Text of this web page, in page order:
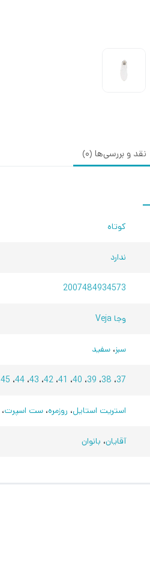
نقد و بررسی‌ها (0)
کوتاه
ندارد
2007484934573
وجا Veja
سبز، سفید
37، 38، 39، 40، 41، 42، 43، 44، 45
استریت استایل، روزمره، ست اسپرت،
آقایان، بانوان